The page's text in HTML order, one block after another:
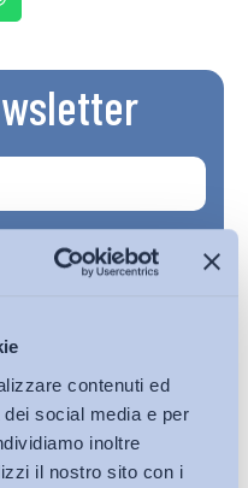
contenuti ed
social media e per
inoltre
il nostro sito con i